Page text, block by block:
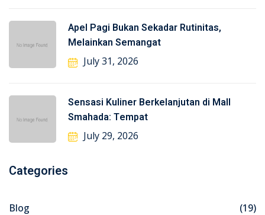
Apel Pagi Bukan Sekadar Rutinitas,
Melainkan Semangat
July 31, 2026
Sensasi Kuliner Berkelanjutan di Mall
Smahada: Tempat
July 29, 2026
Categories
Blog
(19)